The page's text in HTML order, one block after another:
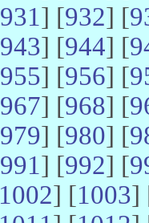
931] [932] [
943] [944] [
955] [956] [
967] [968] [
979] [980] [
991] [992] [
1002] [1003]